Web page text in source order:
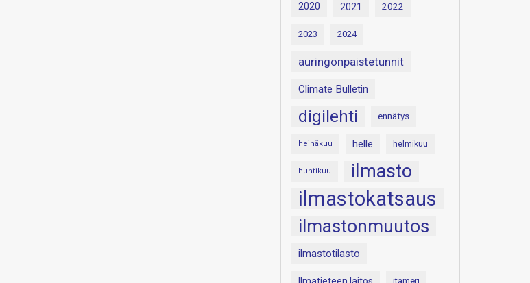
2020 2021 2022
2023 2024
auringonpaistetunnit
Climate Bulletin
digilehti ennätys
heinäkuu helle helmikuu
huhtikuu ilmasto
ilmastokatsaus
ilmastonmuutos
ilmastotilasto
itämeri